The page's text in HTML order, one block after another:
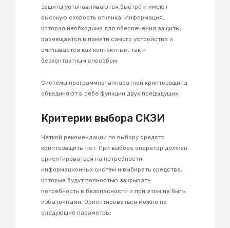
защиты устанавливаются быстро и имеют
высокую скорость отклика. Информация,
которая необходима для обеспечения защиты,
размещается в памяти самого устройства и
считывается как контактным, так и
безконтактным способом.
Системы программно-аппаратной криптозащиты
объединяют в себе функции двух предыдущих.
Критерии выбора СКЗИ
Четкой рекомендации по выбору средств
криптозащиты нет. При выборе оператор должен
ориентироваться на потребности
информационных систем и выбирать средства,
которые будут полностью закрывать
потребность в безопасности и при этом не быть
избыточными. Ориентироваться можно на
следующие параметры: